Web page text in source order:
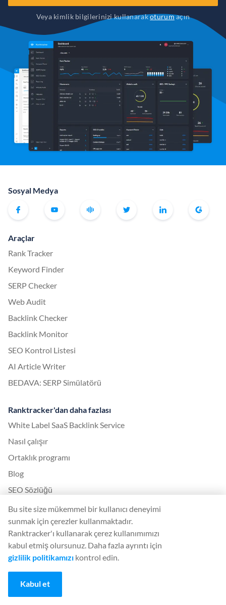
Veya kimlik bilgilerinizi kullanarakoturumaçın
Sosyal Medya
Araçlar
Rank Tracker
Keyword Finder
SERP Checker
Web Audit
Backlink Checker
Backlink Monitor
SEO Kontrol Listesi
AI Article Writer
BEDAVA: SERP Simülatörü
Ranktracker'dan daha fazlası
White Label SaaS Backlink Service
Nasıl çalışır
Ortaklık programı
Blog
SEO Sözlüğü
SEO Rehberi
Ücretsiz SEO Araçları
Konuk Gönderi Sözleşmesi
Google Algoritma Güncelleme Geçmişi
Yasal
Şartlar ve koşullar
Bu site size mükemmel bir kullanıcı deneyimi
sunmak için çerezler kullanmaktadır.
Ranktracker'ı kullanarak çerez kullanımımızı
kabul etmiş olursunuz. Daha fazla ayrıntı için
gizlilik politikamızı kontrol edin.
Kabul et